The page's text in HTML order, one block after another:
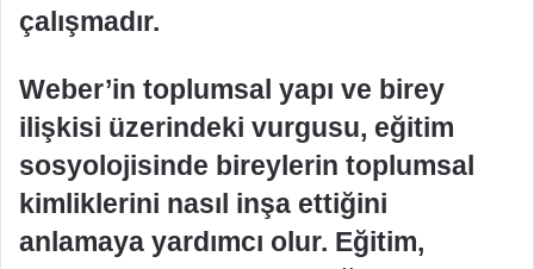
çalışmadır.
Weber’in toplumsal yapı ve birey
ilişkisi üzerindeki vurgusu, eğitim
sosyolojisinde bireylerin toplumsal
kimliklerini nasıl inşa ettiğini
anlamaya yardımcı olur. Eğitim,